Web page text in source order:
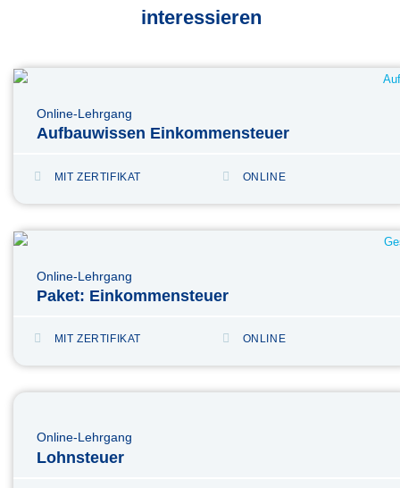
interessieren
Online-Lehrgang
Aufbauwissen Einkommensteuer
MIT ZERTIFIKAT ONLINE
Online-Lehrgang
Paket: Einkommensteuer
MIT ZERTIFIKAT ONLINE
Online-Lehrgang
Lohnsteuer